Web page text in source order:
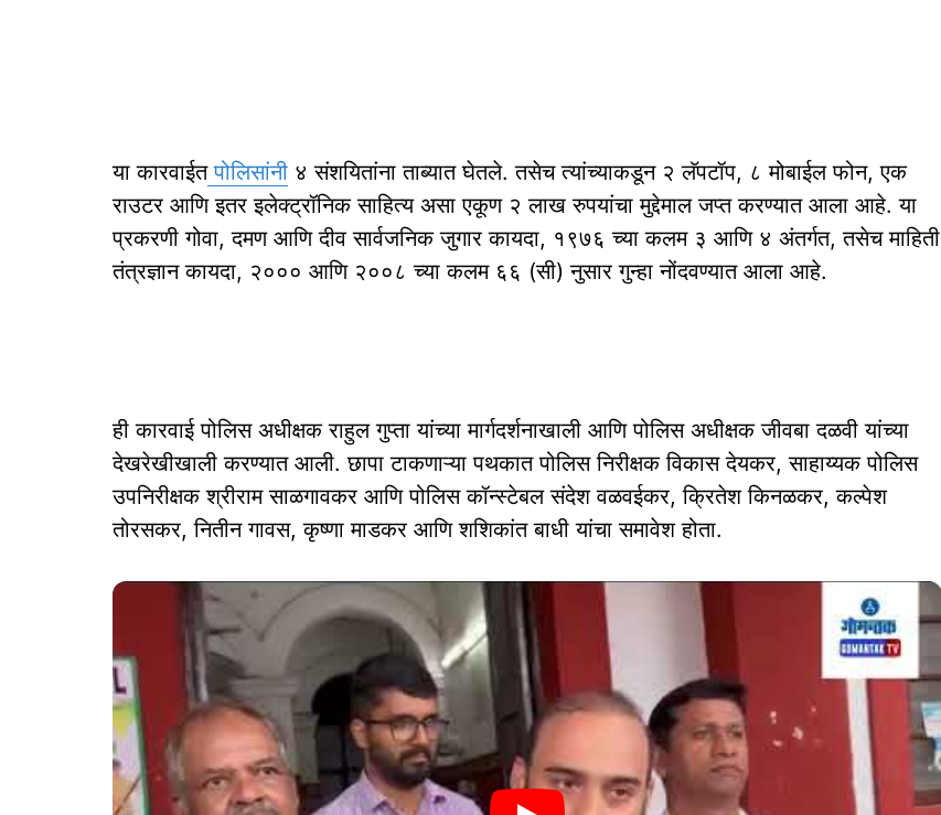
या कारवाईतपोलिसांनी ४ संशयितांना ताब्यात घेतले. तसेच त्यांच्याकडून २ लॅपटॉप, ८ मोबाईल फोन, एक
राउटर आणि इतर इलेक्ट्रॉनिक साहित्य असा एकूण २ लाख रुपयांचा मुद्देमाल जप्त करण्यात आला आहे. या
प्रकरणी गोवा, दमण आणि दीव सार्वजनिक जुगार कायदा, १९७६ च्या कलम ३ आणि ४ अंतर्गत, तसेच माहिती
तंत्रज्ञान कायदा, २००० आणि २००८ च्या कलम ६६ (सी) नुसार गुन्हा नोंदवण्यात आला आहे.
ही कारवाई पोलिस अधीक्षक राहुल गुप्ता यांच्या मार्गदर्शनाखाली आणि पोलिस अधीक्षक जीवबा दळवी यांच्या
देखरेखीखाली करण्यात आली. छापा टाकणाऱ्या पथकात पोलिस निरीक्षक विकास देयकर, साहाय्यक पोलिस
उपनिरीक्षक श्रीराम साळगावकर आणि पोलिस कॉन्स्टेबल संदेश वळवईकर, क्रितेश किनळकर, कल्पेश
तोरसकर, नितीन गावस, कृष्णा माडकर आणि शशिकांत बाधी यांचा समावेश होता.